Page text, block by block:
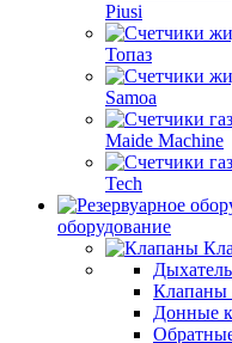
Piusi
Топаз
Samoa
Maide Machine
Tech
оборудование
Клапаны
Донные